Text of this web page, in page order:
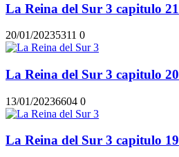
La Reina del Sur 3 capitulo 21
20/01/20235311 0
La Reina del Sur 3 capitulo 20
13/01/20236604 0
La Reina del Sur 3 capitulo 19